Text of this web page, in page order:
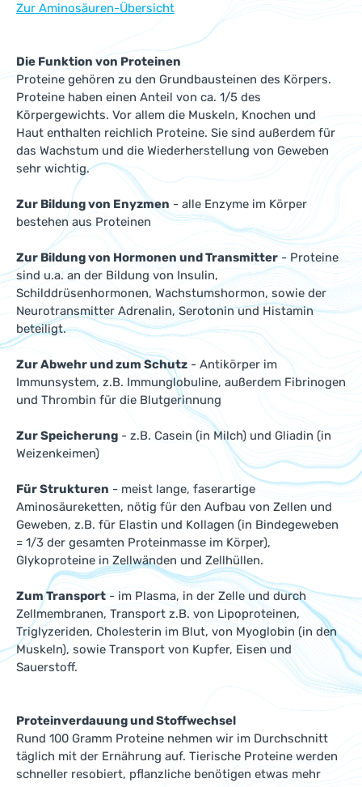
Zur Aminosäuren-Übersicht
Die Funktion von Proteinen
Proteine gehören zu den Grundbausteinen des Körpers.
Proteine haben einen Anteil von ca. 1/5 des
Körpergewichts. Vor allem die Muskeln, Knochen und
Haut enthalten reichlich Proteine. Sie sind außerdem für
das Wachstum und die Wiederherstellung von Geweben
sehr wichtig.
Zur Bildung von Enyzmen - alle Enzyme im Körper
bestehen aus Proteinen
Zur Bildung von Hormonen und Transmitter - Proteine
sind u.a. an der Bildung von Insulin,
Schilddrüsenhormonen, Wachstumshormon, sowie der
Neurotransmitter Adrenalin, Serotonin und Histamin
beteiligt.
Zur Abwehr und zum Schutz - Antikörper im
Immunsystem, z.B. Immunglobuline, außerdem Fibrinogen
und Thrombin für die Blutgerinnung
Zur Speicherung - z.B. Casein (in Milch) und Gliadin (in
Weizenkeimen)
Für Strukturen - meist lange, faserartige
Aminosäureketten, nötig für den Aufbau von Zellen und
Geweben, z.B. für Elastin und Kollagen (in Bindegeweben
= 1/3 der gesamten Proteinmasse im Körper),
Glykoproteine in Zellwänden und Zellhüllen.
Zum Transport - im Plasma, in der Zelle und durch
Zellmembranen, Transport z.B. von Lipoproteinen,
Triglyzeriden, Cholesterin im Blut, von Myoglobin (in den
Muskeln), sowie Transport von Kupfer, Eisen und
Sauerstoff.
Proteinverdauung und Stoffwechsel
Rund 100 Gramm Proteine nehmen wir im Durchschnitt
täglich mit der Ernährung auf. Tierische Proteine werden
schneller resobiert, pflanzliche benötigen etwas mehr